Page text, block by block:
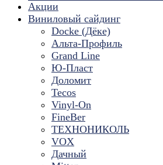
Акции
Виниловый сайдинг
Docke (Дёке)
Альта-Профиль
Grand Line
Ю-Пласт
Доломит
Tecos
Vinyl-On
FineBer
ТЕХНОНИКОЛЬ
VOX
Дачный